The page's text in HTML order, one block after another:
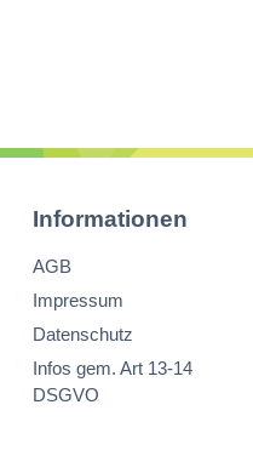
Informationen
AGB
Impressum
Datenschutz
Infos gem. Art 13-14
DSGVO